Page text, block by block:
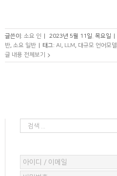
글쓴이: 소요 인 | 2023년 5월 11일. 목요일 |
반, 소요 일반 | 태그: AI, LLM, 대규모 언어모델
글 내용 전체보기